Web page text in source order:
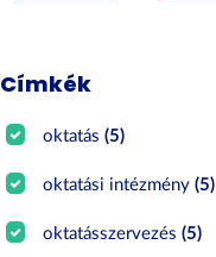
Címkék
oktatás(5)
oktatási intézmény(5)
oktatásszervezés(5)